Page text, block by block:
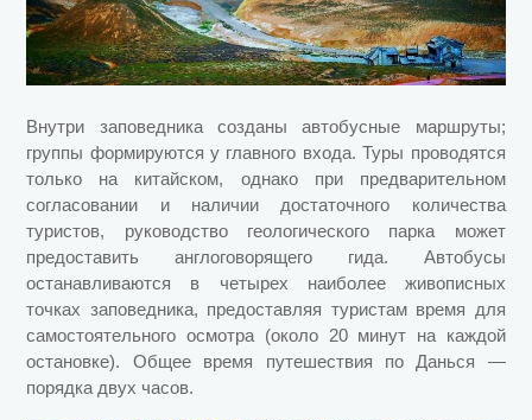
Внутри заповедника созданы автобусные маршруты;
группы формируются у главного входа. Туры проводятся
только на китайском, однако при предварительном
согласовании и наличии достаточного количества
туристов, руководство геологического парка может
предоставить англоговорящего гида. Автобусы
останавливаются в четырех наиболее живописных
точках заповедника, предоставляя туристам время для
самостоятельного осмотра (около 20 минут на каждой
остановке). Общее время путешествия по Данься —
порядка двух часов.